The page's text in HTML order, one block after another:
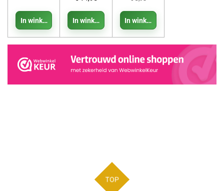
In winkelwagen In winkelwagen In winkelwagen
TOP